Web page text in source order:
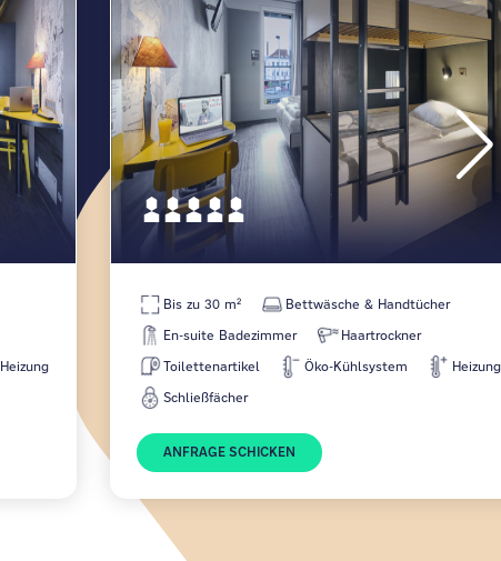
Heizung
Bis zu 30 m²
Bettwäsche & Handtücher
En-suite Badezimmer
Haartrockner
Toilettenartikel
Öko-Kühlsystem
Heizung
Schließfächer
ANFRAGE SCHICKEN